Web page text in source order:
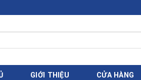
GIỚI THIỆU CỬA HÀNG